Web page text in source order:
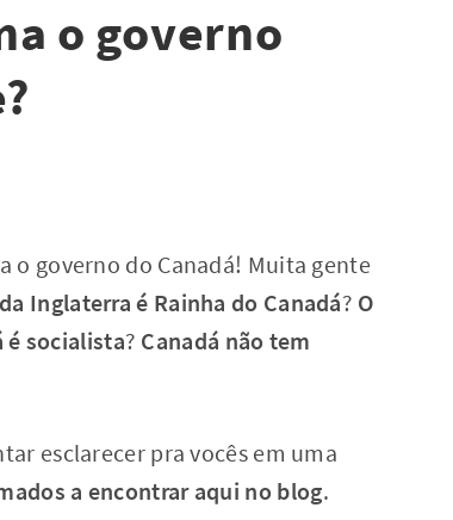
o governo
o governo do Canadá! Muita gente
Inglaterra é Rainha do Canadá? O
é socialista? Canadá não tem
esclarecer pra vocês em uma
a encontrar aqui no blog.